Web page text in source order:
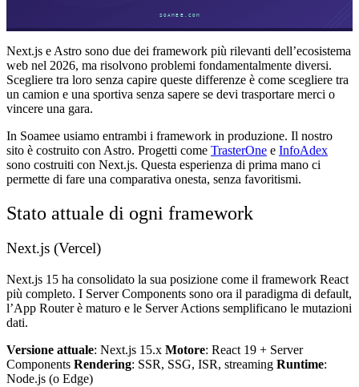
Next.js e Astro sono due dei framework più rilevanti dell’ecosistema
web nel 2026, ma risolvono problemi fondamentalmente diversi.
Scegliere tra loro senza capire queste differenze è come scegliere tra
un camion e una sportiva senza sapere se devi trasportare merci o
vincere una gara.
In Soamee usiamo entrambi i framework in produzione. Il nostro
sito è costruito con Astro. Progetti come TrasterOne e InfoAdex
sono costruiti con Next.js. Questa esperienza di prima mano ci
permette di fare una comparativa onesta, senza favoritismi.
Stato attuale di ogni framework
Next.js (Vercel)
Next.js 15 ha consolidato la sua posizione come il framework React
più completo. I Server Components sono ora il paradigma di default,
l’App Router è maturo e le Server Actions semplificano le mutazioni
dati.
Versione attuale: Next.js 15.x Motore: React 19 + Server
Components Rendering: SSR, SSG, ISR, streaming Runtime:
Node.js (o Edge)